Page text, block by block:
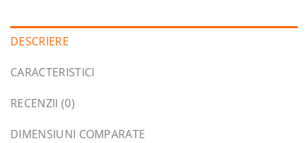
DESCRIERE
CARACTERISTICI
RECENZII (0)
DIMENSIUNI COMPARATE